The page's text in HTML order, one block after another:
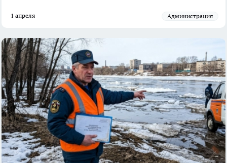
1 апреля администрация